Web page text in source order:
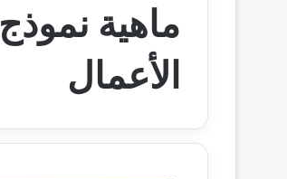
ماهية
الأعمال